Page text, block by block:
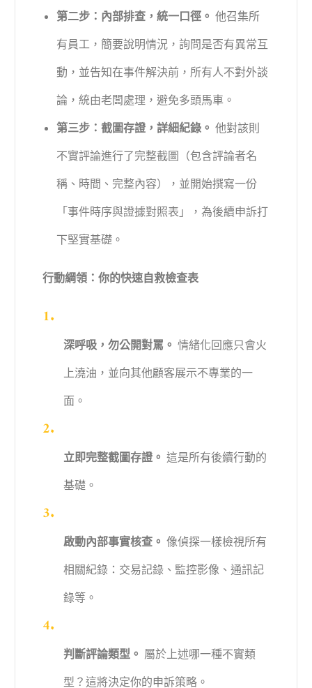
第二步：內部排查，統一口徑。 他召集所
有員工，簡要說明情況，詢問是否有異常互
動，並告知在事件解決前，所有人不對外談
論，統由老闆處理，避免多頭馬車。
第三步：截圖存證，詳細紀錄。 他對該則
不實評論進行了完整截圖（包含評論者名
稱、時間、完整內容），並開始撰寫一份
「事件時序與證據對照表」，為後續申訴打
下堅實基礎。
行動綱領：你的快速自救檢查表
深呼吸，勿公開對罵。 情緒化回應只會火
上澆油，並向其他顧客展示不專業的一
面。
立即完整截圖存證。 這是所有後續行動的
基礎。
啟動內部事實核查。 像偵探一樣檢視所有
相關紀錄：交易記錄、監控影像、通訊記
錄等。
判斷評論類型。 屬於上述哪一種不實類
型？這將決定你的申訴策略。